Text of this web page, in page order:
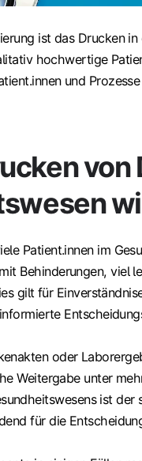
ist das Drucken
hochwertige
und
Patient.innen im
Behinderungen, viel
gilt für
oder
Weitergabe unter
ist der
für die